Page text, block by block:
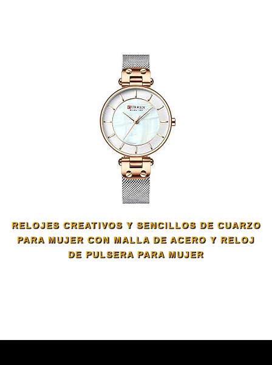
RELOJES CREATIVOS Y SENCILLOS DE CUARZO
PARA MUJER CON MALLA DE ACERO Y RELOJ
DE PULSERA PARA MUJER